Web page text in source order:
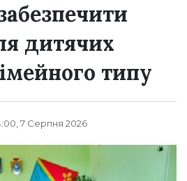
дитячих
типу
7 Серпня 2026